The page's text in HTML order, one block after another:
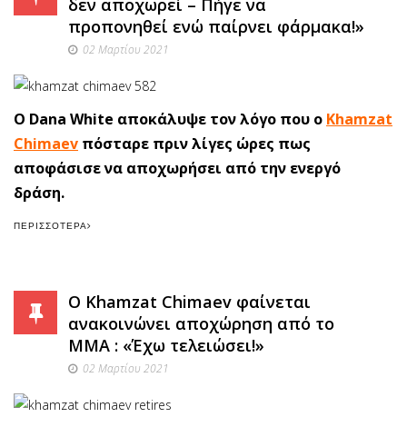
δεν αποχωρεί – Πήγε να
προπονηθεί ενώ παίρνει φάρμακα!»
02 Μαρτίου 2021
Ο Dana White αποκάλυψε τον λόγο που ο Khamzat
Chimaev πόσταρε πριν λίγες ώρες πως
αποφάσισε να αποχωρήσει από την ενεργό
δράση.
ΠΕΡΙΣΣΌΤΕΡΑ
O Khamzat Chimaev φαίνεται
ανακοινώνει αποχώρηση από το
ΜΜΑ : «Έχω τελειώσει!»
02 Μαρτίου 2021